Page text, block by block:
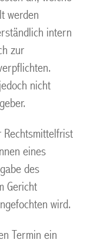
werden
intern
zur
nicht
eines
des
Gericht
wird.
Termin ein